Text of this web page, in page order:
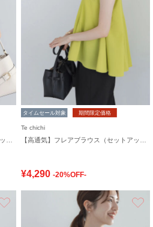
タイムセール対象 期間限定価格
Te chichi
¥4,290 -20%OFF-